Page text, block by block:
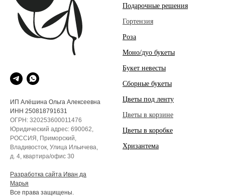
ИП Алёшина Ольга Алексеевна
ИНН 250818791631
ОГРН: 320253600011476
Юридический адрес: 690062,
РОССИЯ, Приморский,
Владивосток, Улица Ильичева,
д. 4, квартира/офис 30
Разработка сайта Иван да
Марья
Все права защищены.
Подарочные решения
Гортензия
Роза
Моно/дуо букеты
Букет невесты
Сборные букеты
Цветы под ленту
Цветы в корзине
Цветы в коробке
Хризантема